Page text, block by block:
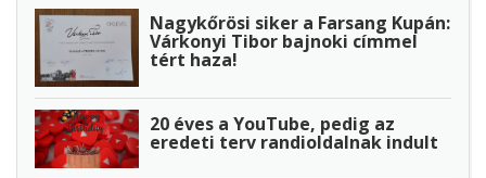
Nagykőrösi siker a Farsang Kupán:
Várkonyi Tibor bajnoki címmel
tért haza!
20 éves a YouTube, pedig az
eredeti terv randioldalnak indult